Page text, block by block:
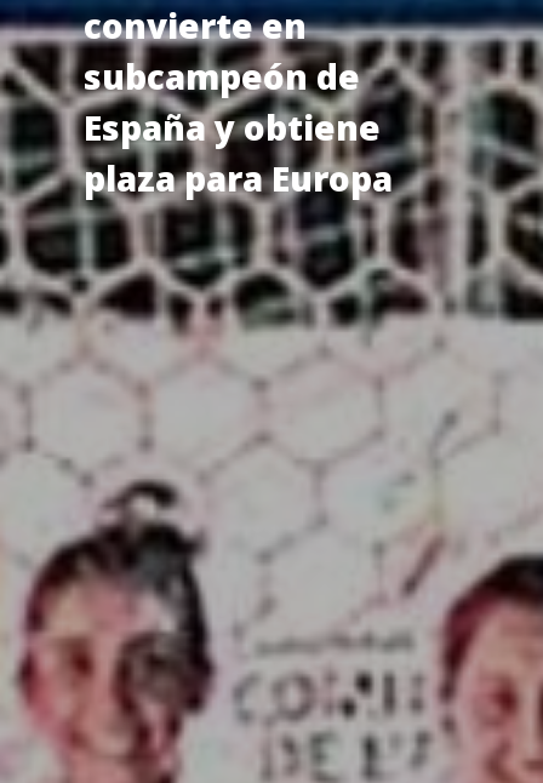
convierte en
subcampeón de
España y obtiene
plaza para Europa